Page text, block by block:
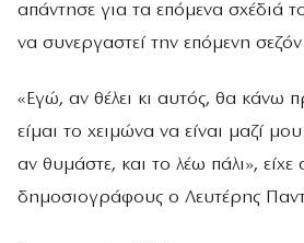
απάντησε για τα επόμενα σχέδιά
να συνεργαστεί την επόμενη
«Εγώ, αν θέλει κι αυτός, θα κάνω
είμαι το χειμώνα να είναι μαζί
αν θυμάστε, και το λέω πάλι», είχε
δημοσιογράφους ο Λευτέρης